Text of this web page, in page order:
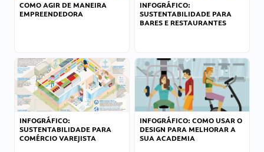
COMO AGIR DE MANEIRA
EMPREENDEDORA
INFOGRÁFICO:
SUSTENTABILIDADE PARA
BARES E RESTAURANTES
INFOGRÁFICO:
SUSTENTABILIDADE PARA
COMÉRCIO VAREJISTA
INFOGRÁFICO: COMO USAR O
DESIGN PARA MELHORAR A
SUA ACADEMIA